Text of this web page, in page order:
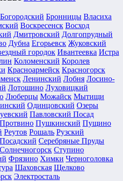
Богородский Бронницы Власиха
Воскресенск Восход
Дмитровский Долгопрудный
Дубна Егорьевск Жуковский
городок Ивантеевка Истра
Коломенский Королев
Красноармейск Красногорск
Ленинский Лобня Лосино-
Лотошино Луховицкий
Люберцы Можайск Мытищи
Одинцовский Озеры
Павловский Посад
Протвино Пушкинский Пущино
Реутов Рошаль Рузский
Серебряные Пруды
Солнечногорск Ступино
Фрязино Химки Черноголовка
Шаховская Щелково
Электросталь